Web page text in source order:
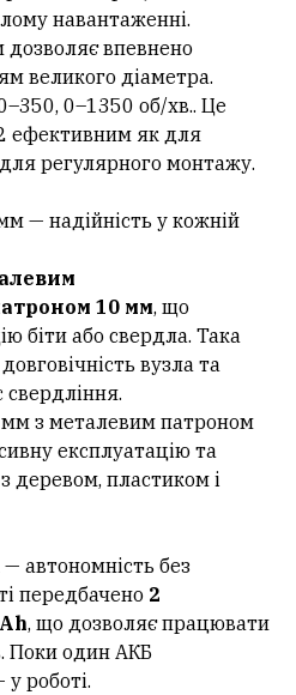
навантаженні.
впевнено
великого діаметра.
0–1350 об/хв.. Це
ефективним як для
регулярного монтажу.
— надійність у кожній
10 мм, що
біти або свердла. Така
вузла та
свердління.
з металевим патроном
експлуатацію та
деревом, пластиком і
автономність без
передбачено 2
, що дозволяє працювати
Поки один АКБ
роботі.